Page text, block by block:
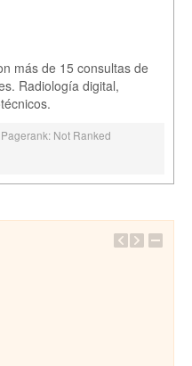
más de 15 consultas de
Radiología digital,
Pagerank: Not Ranked